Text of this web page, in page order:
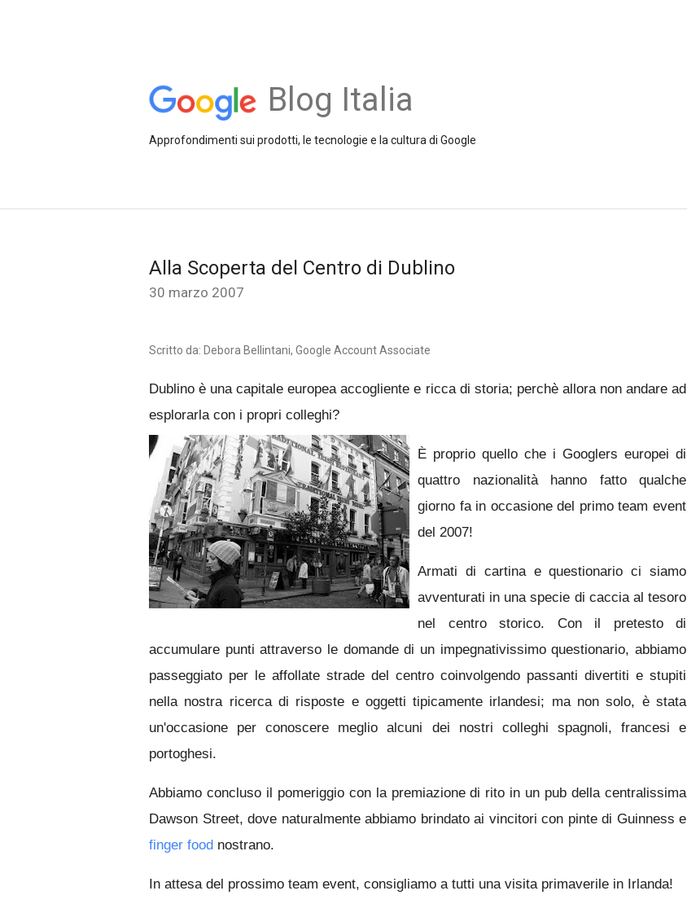
Blog Italia
Approfondimenti sui prodotti, le tecnologie e la cultura di Google
Alla Scoperta del Centro di Dublino
30 marzo 2007
Scritto da: Debora Bellintani, Google Account Associate
Dublino è una capitale europea accogliente e ricca di storia; perchè allora non andare ad
esplorarla con i propri colleghi?
È proprio quello che i Googlers europei di
quattro nazionalità hanno fatto qualche
giorno fa in occasione del primo team event
del 2007!
Armati di cartina e questionario ci siamo
avventurati in una specie di caccia al tesoro
nel centro storico. Con il pretesto di
accumulare punti attraverso le domande di un impegnativissimo questionario, abbiamo
passeggiato per le affollate strade del centro coinvolgendo passanti divertiti e stupiti
nella nostra ricerca di risposte e oggetti tipicamente irlandesi; ma non solo, è stata
un'occasione per conoscere meglio alcuni dei nostri colleghi spagnoli, francesi e
portoghesi.
Abbiamo concluso il pomeriggio con la premiazione di rito in un pub della centralissima
Dawson Street, dove naturalmente abbiamo brindato ai vincitori con pinte di Guinness e
finger food nostrano.
In attesa del prossimo team event, consigliamo a tutti una visita primaverile in Irlanda!